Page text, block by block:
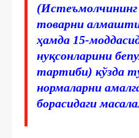
товарни
ҳамда 15-
нуқсонларини
тартиби) кўзда
нормаларни
борасидаги